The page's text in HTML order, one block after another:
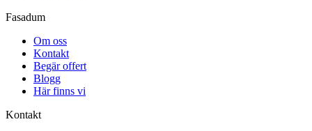
Fasadum
Om oss
Kontakt
Begär offert
Blogg
Här finns vi
Kontakt